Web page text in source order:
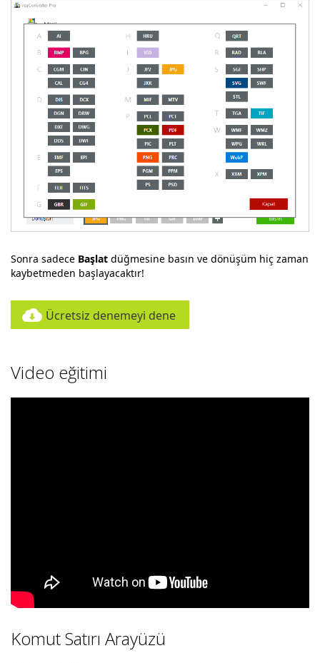
Sonra sadece Başlat düğmesine basın ve dönüşüm hiç zaman
kaybetmeden başlayacaktır!
Ücretsiz denemeyi dene
Video eğitimi
Komut Satırı Arayüzü